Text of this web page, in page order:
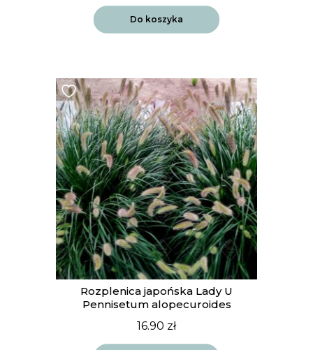
Do koszyka
Rozplenica japońska Lady U
Pennisetum alopecuroides
16.90 zł